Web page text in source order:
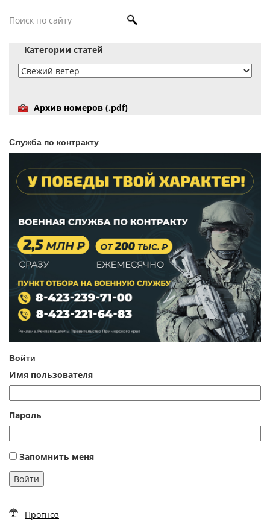
Категории статей
Архив номеров (.pdf)
Служба по контракту
Войти
Имя пользователя
Пароль
Запомнить меня
Войти
Прогноз